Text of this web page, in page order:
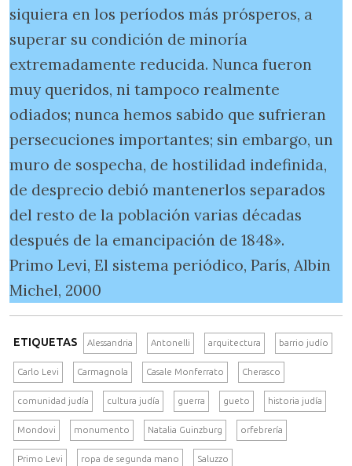
siquiera en los períodos más prósperos, a
superar su condición de minoría
extremadamente reducida. Nunca fueron
muy queridos, ni tampoco realmente
odiados; nunca hemos sabido que sufrieran
persecuciones importantes; sin embargo, un
muro de sospecha, de hostilidad indefinida,
de desprecio debió mantenerlos separados
del resto de la población varias décadas
después de la emancipación de 1848».
Primo Levi, El sistema periódico, París, Albin
Michel, 2000
ETIQUETAS Alessandria Antonelli arquitectura barrio judío
Carlo Levi Carmagnola Casale Monferrato Cherasco
comunidad judía cultura judía guerra gueto historia judía
Mondovi monumento Natalia Guinzburg orfebrería
Primo Levi ropa de segunda mano Saluzzo